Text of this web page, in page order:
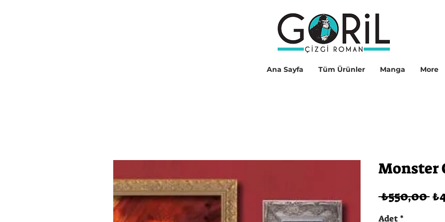
Ana Sayfa Tüm Ürünler Manga More
Monster
₺550,00
Adet *